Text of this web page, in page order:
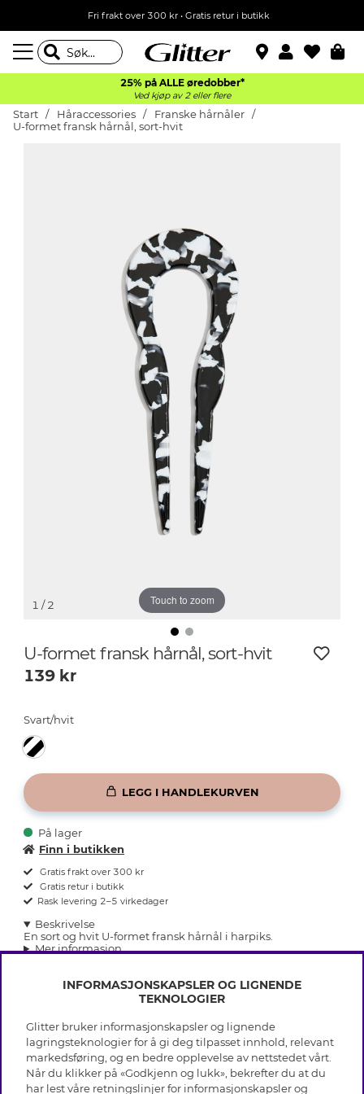
Fri frakt over 300 kr • Gratis retur i butikk
25% på ALLE øredobber*
Ved kjøp av 2 eller flere
Start Håraccessories
Franske hårnåler
U-formet fransk hårnål, sort-hvit
Touch to zoom
1 / 2
U-formet fransk hårnål, sort-hvit
139 kr
Svart/hvit
LEGG I HANDLEKURVEN
På lager
Finn i butikken
Gratis frakt over 300 kr
Gratis retur i butikk
Rask levering 2–5 virkedager
Beskrivelse
En sort og hvit U-formet fransk hårnål i harpiks.
Mer informasjon
INFO
Vilkår
Personvern
OM GLITTER
INFORMASJONSKAPSLER OG LIGNENDE
TEKNOLOGIER
Glitter bruker informasjonskapsler og lignende
lagringsteknologier for å gi deg tilpasset innhold, relevant
markedsføring, og en bedre opplevelse av nettstedet vårt.
Når du klikker på «Godkjenn og lukk», bekrefter du at du
har lest våre retningslinjer for informasjonskapsler og